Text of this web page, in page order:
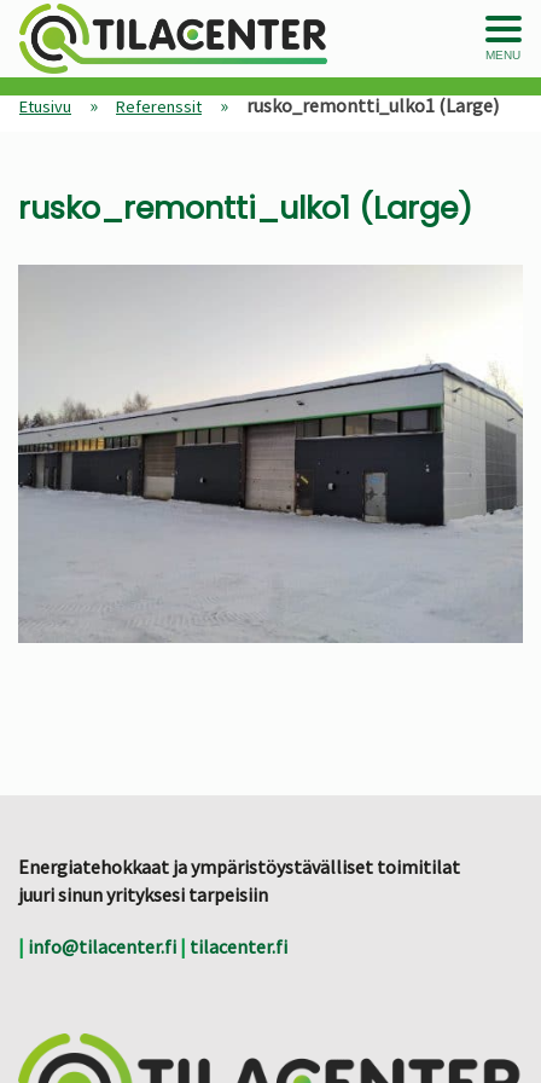
MENU
Etusivu » Referenssit » rusko_remontti_ulko1 (Large)
rusko_remontti_ulko1 (Large)
Energiatehokkaat ja ympäristöystävälliset toimitilat
juuri sinun yrityksesi tarpeisiin
| info@tilacenter.fi | tilacenter.fi